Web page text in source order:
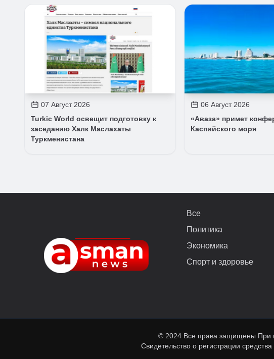
07 Август 2026
Turkic World освещит подготовку к
заседанию Халк Маслахаты
Туркменистана
06 Август 2026
«Аваза» примет
Каспийского моря
Все
Политика
Экономика
Спорт и здоровье
© 2024 Все права защищены При
Свидетельство о регистрации